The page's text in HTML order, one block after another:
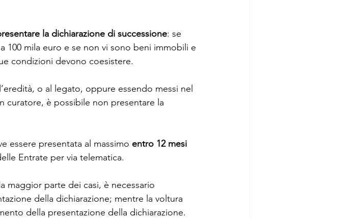
la dichiarazione di successione: se
100 mila euro e se non vi sono beni immobili e
condizioni devono coesistere.
o al legato, oppure essendo messi nel
curatore, è possibile non presentare la
essere presentata al massimo entro 12 mesi
Entrate per via telematica.
maggior parte dei casi, è necessario
della dichiarazione; mentre la voltura
della presentazione della dichiarazione.